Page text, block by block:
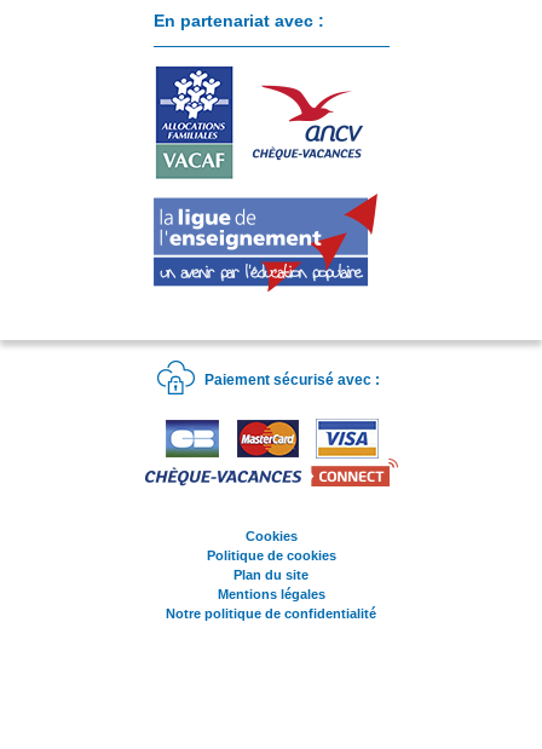
En partenariat avec :
Paiement sécurisé avec :
Cookies
Politique de cookies
Plan du site
Mentions légales
Notre politique de confidentialité